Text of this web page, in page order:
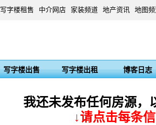
写字楼租售 中介网店 家装频道 地产资讯 地图
写字楼出售 写字楼出租 博客日志
我还未发布任何房源，
↓请点击每条